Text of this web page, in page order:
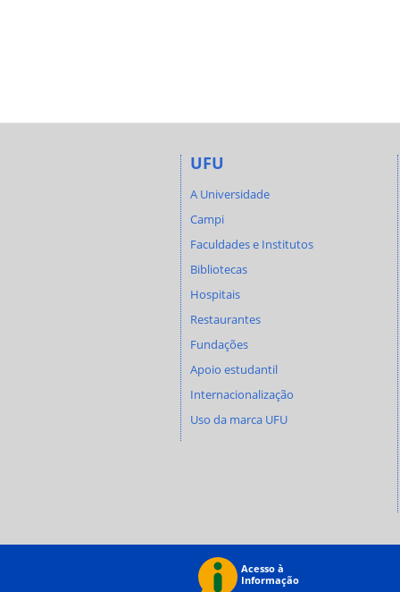
UFU
A Universidade
Campi
Faculdades e Institutos
Bibliotecas
Hospitais
Restaurantes
Fundações
Apoio estudantil
Internacionalização
Uso da marca UFU